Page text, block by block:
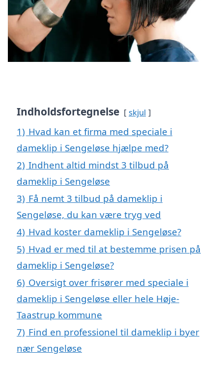
Indholdsfortegnelse skjul
1) Hvad kan et firma med speciale i
dameklip i Sengeløse hjælpe med?
2) Indhent altid mindst 3 tilbud på
dameklip i Sengeløse
3) Få nemt 3 tilbud på dameklip i
Sengeløse, du kan være tryg ved
4) Hvad koster dameklip i Sengeløse?
5) Hvad er med til at bestemme prisen på
dameklip i Sengeløse?
6) Oversigt over frisører med speciale i
dameklip i Sengeløse eller hele Høje-
Taastrup kommune
7) Find en professionel til dameklip i byer
nær Sengeløse